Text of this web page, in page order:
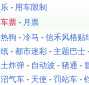
乐 - 用车限制
车票 - 月票
热狗 - 冷马 - 信禾风格贴
纸 - 都市迷彩 - 主题巴士
土炸弹 - 自动波 - 猪通 -
沼气车 - 天使 - 罚站车 -